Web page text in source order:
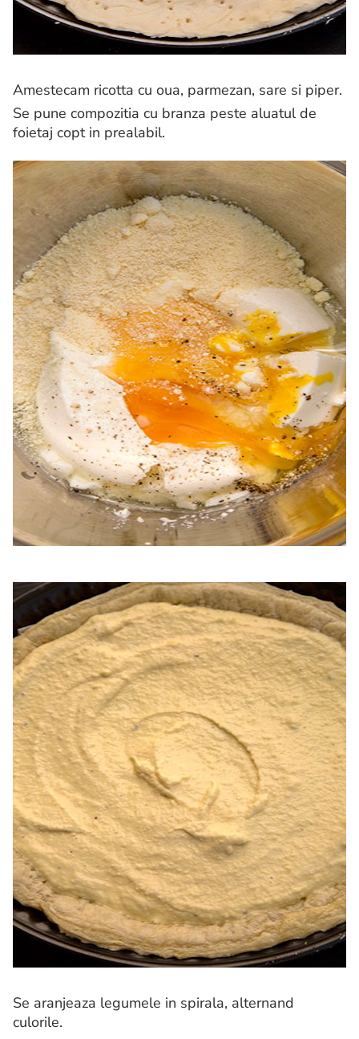
Amestecam ricotta cu oua, parmezan, sare si piper.
Se pune compozitia cu branza peste aluatul de
foietaj copt in prealabil.
Se aranjeaza legumele in spirala, alternand
culorile.